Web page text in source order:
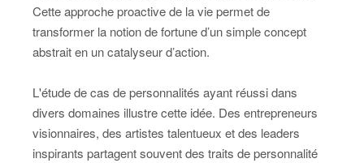
Cette approche proactive de la vie permet de
transformer la notion de fortune d’un simple concept
abstrait en un catalyseur d’action.
L'étude de cas de personnalités ayant réussi dans
divers domaines illustre cette idée. Des entrepreneurs
visionnaires, des artistes talentueux et des leaders
inspirants partagent souvent des traits de personnalité